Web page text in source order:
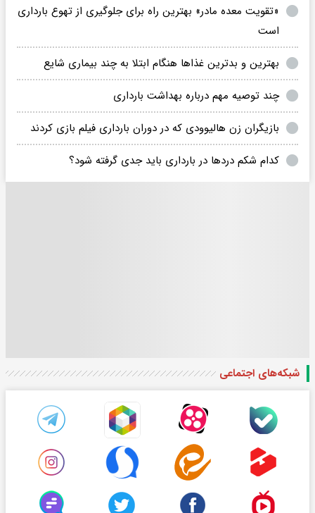
«تقویت معده مادر» بهترین راه برای جلوگیری از تهوع بارداری
است
بهترین و بدترین غذاها هنگام ابتلا به چند بیماری شایع
چند توصیه مهم درباره بهداشت بارداری
بازیگران زن هالیوودی که در دوران بارداری فیلم بازی کردند
کدام شکم دردها در بارداری باید جدی گرفته شود؟
شبکه‌های اجتماعی